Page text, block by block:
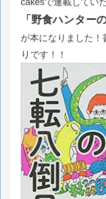
「野食ハンター
が本になりました！
り です！！